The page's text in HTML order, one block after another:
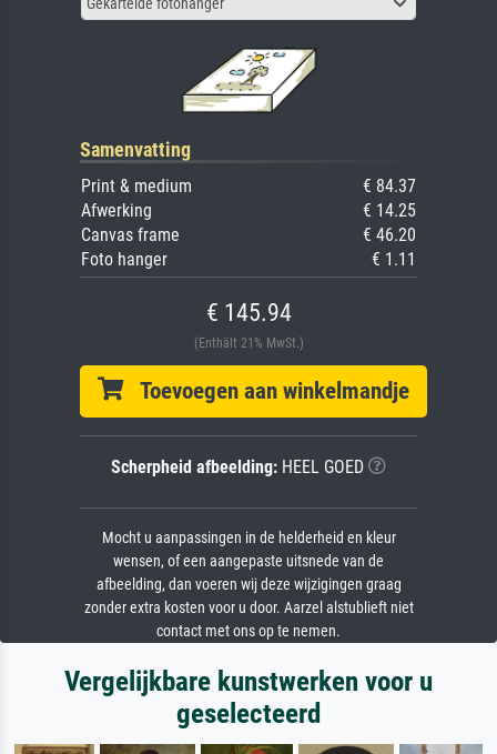
Samenvatting
Print & medium
€ 84.37
Afwerking
€ 14.25
Canvas frame
€ 46.20
Foto hanger
€ 1.11
€ 145.94
(Enthält 21% MwSt.)
Toevoegen aan winkelmandje
Scherpheid afbeelding: HEEL GOED
Mocht u aanpassingen in de helderheid en kleur
wensen, of een aangepaste uitsnede van de
afbeelding, dan voeren wij deze wijzigingen graag
zonder extra kosten voor u door. Aarzel alstublieft niet
contact met ons op te nemen.
Vergelijkbare kunstwerken voor u
geselecteerd